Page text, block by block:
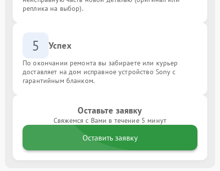
реплика на выбор).
5 Успех
По окончании ремонта вы забираете или курьер
доставляет на дом исправное устройство Sony с
гарантийным бланком.
Оставьте заявку
Свяжемся с Вами в течение 5 минут
Оставить заявку